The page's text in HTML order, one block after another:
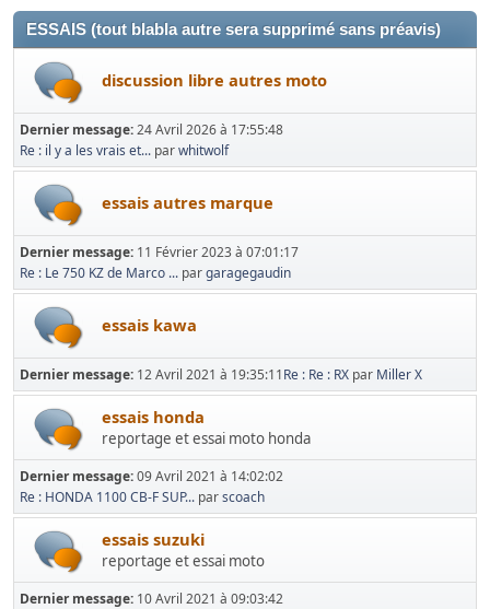
ESSAIS (tout blabla autre sera supprimé sans préavis)
discussion libre autres moto
Dernier message:24 Avril 2026 à 17:55:48
Re : il y a les vrais et... parwhitwolf
essais autres marque
Dernier message: 11 Février 2023 à 07:01:17
Re : Le 750 KZ de Marco ... pargaragegaudin
essais kawa
Dernier message: 12 Avril 2021 à 19:35:11Re : Re : RX par Miller X
essais honda
reportage et essai moto honda
Dernier message:09 Avril 2021 à 14:02:02
Re : HONDA 1100 CB-F SUP... parscoach
essais suzuki
reportage et essai moto
Dernier message: 10 Avril 2021 à 09:03:42